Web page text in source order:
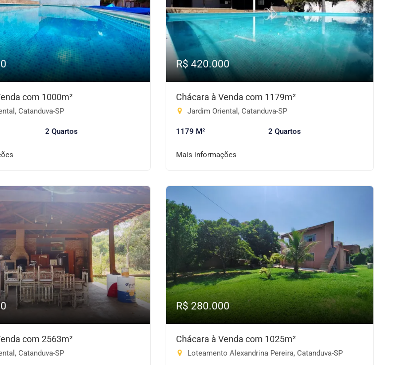
com 1000m²
Catanduva-SP
2 Quartos
R$ 420.000
Chácara à Venda com 1179m²
Jardim Oriental, Catanduva-SP
1179 M² 2 Quartos
Mais informações
com 2563m²
Catanduva-SP
R$ 280.000
Chácara à Venda com 1025m²
Loteamento Alexandrina Pereira, Catanduva-SP